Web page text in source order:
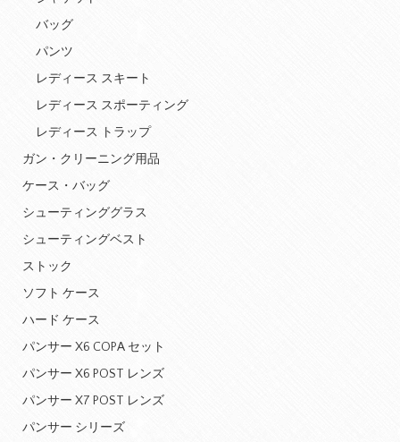
バッグ
パンツ
レディース スキート
レディース スポーティング
レディース トラップ
ガン・クリーニング用品
ケース・バッグ
シューティンググラス
シューティングベスト
ストック
ソフト ケース
ハード ケース
パンサー X6 COPA セット
パンサー X6 POST レンズ
パンサー X7 POST レンズ
パンサー シリーズ